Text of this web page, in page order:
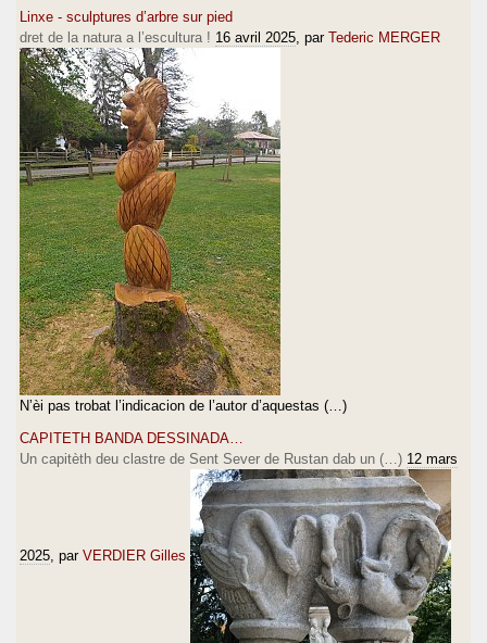
Linxe - sculptures d’arbre sur pied
dret de la natura a l’escultura ! 16 avril 2025 , par Tederic MERGER
N’èi pas trobat l’indicacion de l’autor d’aquestas (…)
CAPITETH BANDA DESSINADA…
Un capitèth deu clastre de Sent Sever de Rustan dab un (…) 12 mars
2025 , par VERDIER Gilles